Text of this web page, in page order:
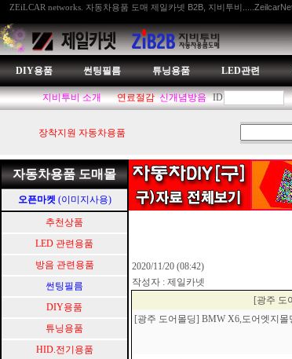
ZEiLCAR networks. 자동차용품 도매 제일카넷 B2B, 지비투비
DIY용품 썬팅필름 튜닝용품 LED관련
지비투비 소개 연료절감 신개념방음 ID
장착지원 자동차용품
자동차용품 도매몰
오픈마켓 (이미지사용)
추천상품
LED 관련용품
방음 관련용품
썬팅필름
DIY용품
튜닝용품
HID.전기용품
2020/11/20 (08:42)
작성자 : 제일카넷
[광주 도
[광주 도어몰딩] BMW X6,도어엣지